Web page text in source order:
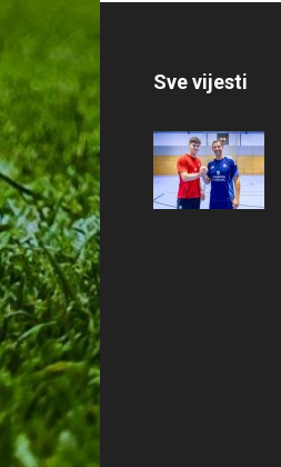
Sve vijesti